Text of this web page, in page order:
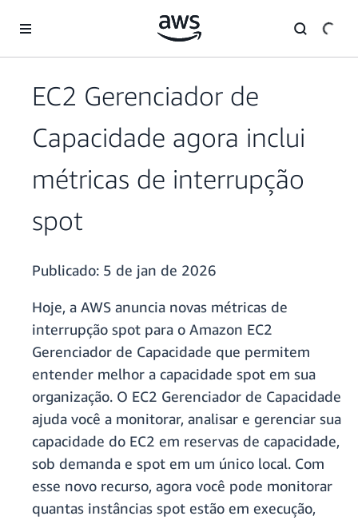
Pular para o conteúdo principal
EC2 Gerenciador de
Capacidade agora inclui
métricas de interrupção
spot
Publicado: 5 de jan de 2026
Hoje, a AWS anuncia novas métricas de
interrupção spot para o Amazon EC2
Gerenciador de Capacidade que permitem
entender melhor a capacidade spot em sua
organização. O EC2 Gerenciador de Capacidade
ajuda você a monitorar, analisar e gerenciar sua
capacidade do EC2 em reservas de capacidade,
sob demanda e spot em um único local. Com
esse novo recurso, agora você pode monitorar
quantas instâncias spot estão em execução,